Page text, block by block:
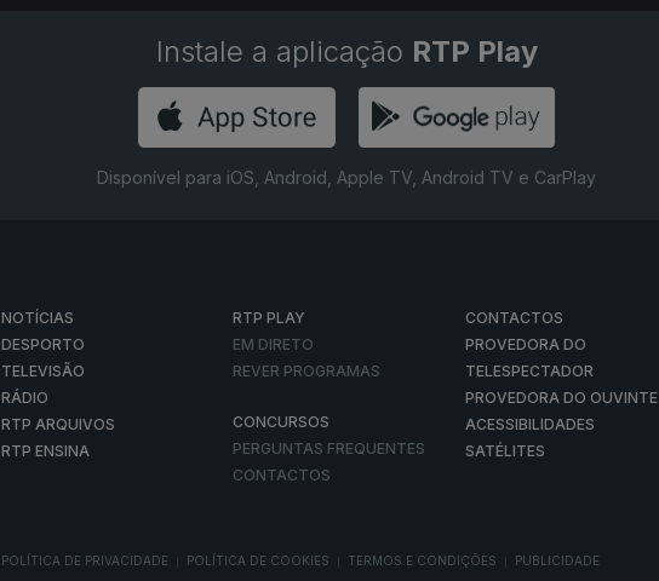
Instale a aplicação RTP Play
Disponível para iOS, Android, Apple TV, Android TV e CarPlay
NOTÍCIAS
DESPORTO
TELEVISÃO
RÁDIO
RTP ARQUIVOS
RTP ENSINA
RTP PLAY
EM DIRETO
REVER PROGRAMAS
CONCURSOS
PERGUNTAS FREQUENTES
CONTACTOS
CONTACTOS
PROVEDORA DO
TELESPECTADOR
PROVEDORA DO OUVINTE
ACESSIBILIDADES
SATÉLITES
POLÍTICA DE PRIVACIDADE POLÍTICA DE COOKIES TERMOS E CONDIÇÕES PUBLICIDADE